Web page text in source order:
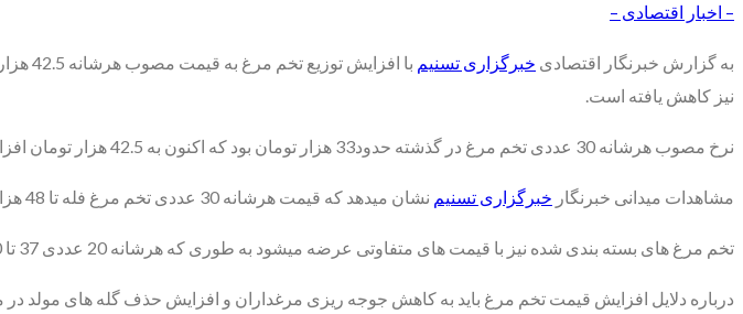
– اخبار اقتصادی –
به گزارش خبرنگار اقتصادی خبرگزاری تسنیم
با
نیز کاهش یافته است.
نرخ مصوب هرشانه 30 عددی تخم مرغ در گذشته حدود33 هزار تومان بود که اکنون به 42.5 هزار تومان افزایش یافته و فاصله خود را با بازار آزاد کم کرده است.
مشاهدات میدانی خبرنگار خبرگزاری تسنیم نشان میدهد که قیمت هرشانه 30 عددی تخم مرغ فله تا 48 هزار تومان کاهش یافته هرچند در برخی از فروشگاه همچنان تا 55 هزار تومان عرضه میشود.
تخم مرغ های بسته بندی شده نیز با قیمت های متفاوتی عرضه میشود به طوری که هرشانه 20 عددی 37 تا 70 تومان قیمت گذاری شده است.
درباره دلایل افزایش قیمت تخم مرغ باید به کاهش جوجه ریزی مرغداران و افزایش حذف گله های مولد